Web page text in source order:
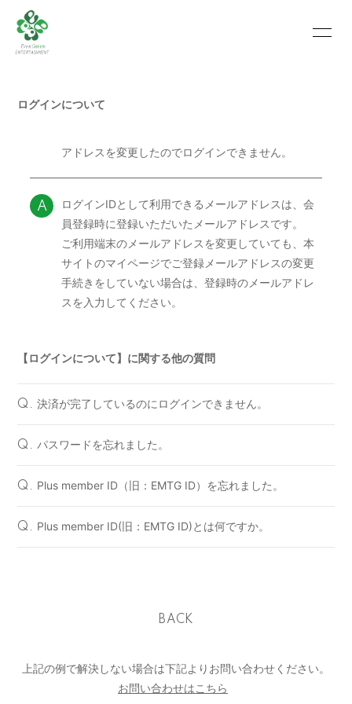
SCHEDULE
VIDEO PHOTO
RECRUIT CONTACT
ABOUT US
ログインについて
アドレスを変更したのでログインできません。
A
ログインIDとして利用できるメールアドレスは、会
員登録時に登録いただいたメールアドレスです。
ご利用端末のメールアドレスを変更していても、本
サイトのマイページでご登録メールアドレスの変更
手続きをしていない場合は、登録時のメールアドレ
スを入力してください。
【ログインについて】に関する他の質問
Q. 決済が完了しているのにログインできません。
Q. パスワードを忘れました。
Q. Plus member ID（旧：EMTG ID）を忘れました。
Q. Plus member ID(旧：EMTG ID)とは何ですか。
BACK
上記の例で解決しない場合は下記よりお問い合わせください。
お問い合わせはこちら